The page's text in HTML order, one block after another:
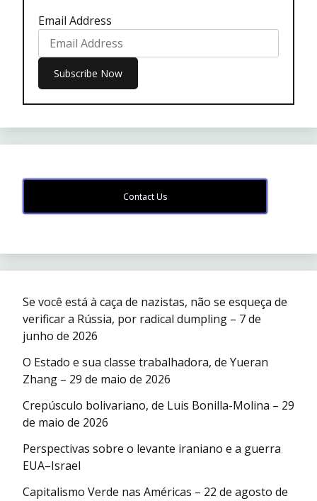
Email Address
Contact Us
Se você está à caça de nazistas, não se esqueça de
verificar a Rússia, por radical dumpling – 7 de
junho de 2026
O Estado e sua classe trabalhadora, de Yueran
Zhang – 29 de maio de 2026
Crepúsculo bolivariano, de Luis Bonilla-Molina – 29
de maio de 2026
Perspectivas sobre o levante iraniano e a guerra
EUA–Israel
Capitalismo Verde nas Américas – 22 de agosto de